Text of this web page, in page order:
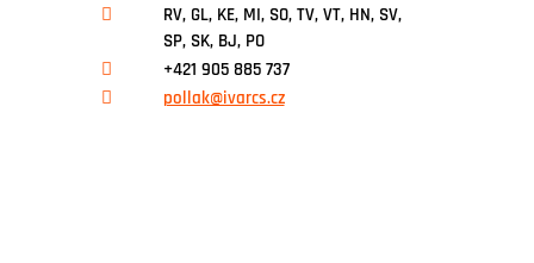
RV, GL, KE, MI, SO, TV, VT, HN, SV,
SP, SK, BJ, PO
+421 905 885 737
pollak@ivarcs.cz